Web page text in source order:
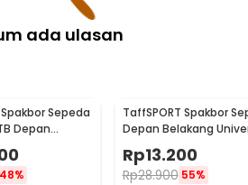
ada ulasan
Sepeda
Depan
Cipratan -
48%
TaffSPORT Spakbor
Depan Belakang
Clamp Dua Warna -
Rp13.200
Rp28.900 55%